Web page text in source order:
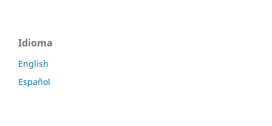
Idioma
English
Español